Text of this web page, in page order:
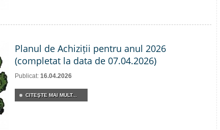
Planul de Achiziții pentru anul 2026
(completat la data de 07.04.2026)
Publicat: 16.04.2026
CITEŞTE MAI MULT...